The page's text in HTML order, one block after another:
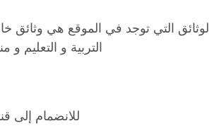
الوثائق التي توجد في الموقع هي وثائق
التربية و
للانضمام إلى